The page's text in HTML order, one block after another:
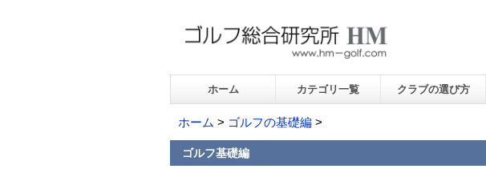
ホーム カテゴリ一覧 クラブの選び方
ホーム > ゴルフの基礎編 >
ゴルフ基礎編